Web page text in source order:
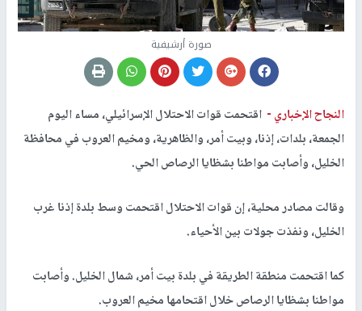
صورة أرشيفية
النجاح الإخباري - اقتحمت قوات الاحتلال الإسرائيلي، مساء اليوم
الجمعة، بلدات، إذنا، وبيت أمر، والظاهرية، ومخيم العروب في محافظة
الخليل، وأصابت مواطنا بشظايا الرصاص الحي.
وقالت مصادر محلية، إن قوات الاحتلال اقتحمت وسط بلدة إذنا غرب
الخليل، ونفذت جولات بين الأحياء.
كما اقتحمت منطقة الطريقة في بلدة بيت أمر، شمال الخليل. وأصابت
مواطنا بشظايا الرصاص خلال اقتحامها مخيم العروب.